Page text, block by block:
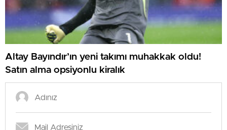
Altay Bayındır’ın yeni takımı muhakkak oldu!
Satın alma opsiyonlu kiralık